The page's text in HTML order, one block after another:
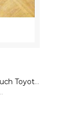
Ansaugschlauch Ladeluftschlauch Toyota Avensis 17881-0H040